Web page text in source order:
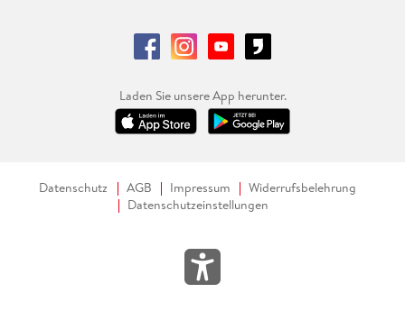
Laden Sie unsere App herunter.
Datenschutz AGB Impressum
Widerrufsbelehrung
Datenschutzeinstellungen